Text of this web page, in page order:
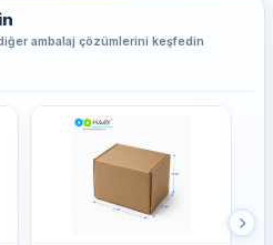
ambalaj çözümlerini keşfedin